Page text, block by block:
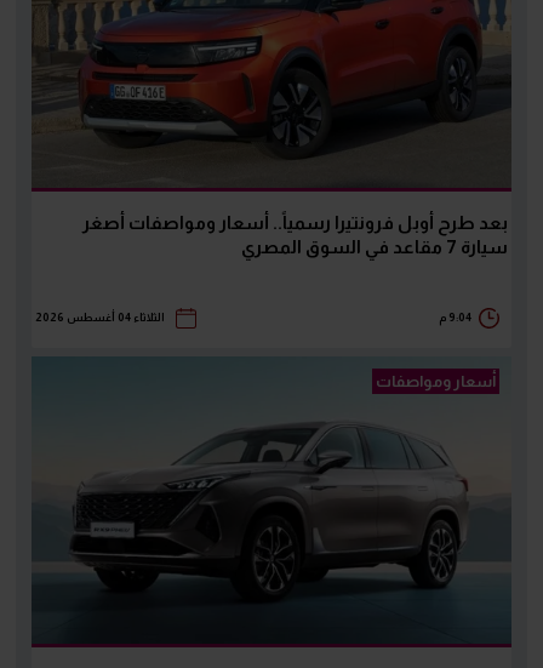
بعد طرح أوبل فرونتيرا رسمياً.. أسعار ومواصفات أصغر
سيارة 7 مقاعد في السوق المصري
9:04 م الثلاثاء 04 أغسطس 2026
أسعار ومواصفات